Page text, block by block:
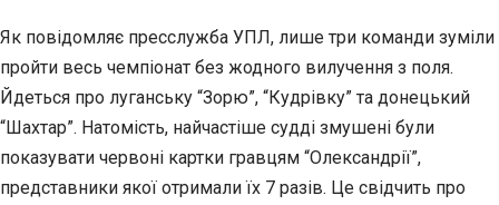
Як повідомляє пресслужба УПЛ, лише три команди зуміли
пройти весь чемпіонат без жодного вилучення з поля.
Йдеться про луганську “Зорю”, “Кудрівку” та донецький
“Шахтар”. Натомість, найчастіше судді змушені були
показувати червоні картки гравцям “Олександрії”,
представники якої отримали їх 7 разів. Це свідчить про